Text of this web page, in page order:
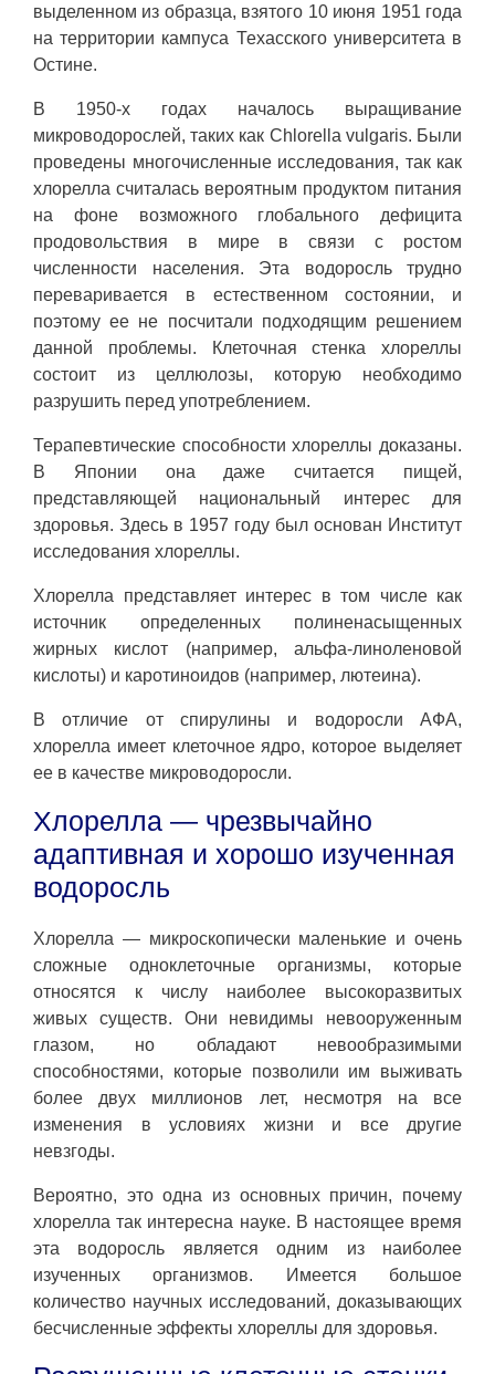
выделенном из образца, взятого 10 июня 1951 года
на территории кампуса Техасского университета в
Остине.
В 1950-х годах началось выращивание
микроводорослей, таких как Chlorella vulgaris. Были
проведены многочисленные исследования, так как
хлорелла считалась вероятным продуктом питания
на фоне возможного глобального дефицита
продовольствия в мире в связи с ростом
численности населения. Эта водоросль трудно
переваривается в естественном состоянии, и
поэтому ее не посчитали подходящим решением
данной проблемы. Клеточная стенка хлореллы
состоит из целлюлозы, которую необходимо
разрушить перед употреблением.
Терапевтические способности хлореллы доказаны.
В Японии она даже считается пищей,
представляющей национальный интерес для
здоровья. Здесь в 1957 году был основан Институт
исследования хлореллы.
Хлорелла представляет интерес в том числе как
источник определенных полиненасыщенных
жирных кислот (например, альфа-линоленовой
кислоты) и каротиноидов (например, лютеина).
В отличие от спирулины и водоросли AФA,
хлорелла имеет клеточное ядро, которое выделяет
ее в качестве микроводоросли.
Хлорелла — чрезвычайно
адаптивная и хорошо изученная
водоросль
Хлорелла — микроскопически маленькие и очень
сложные одноклеточные организмы, которые
относятся к числу наиболее высокоразвитых
живых существ. Они невидимы невооруженным
глазом, но обладают невообразимыми
способностями, которые позволили им выживать
более двух миллионов лет, несмотря на все
изменения в условиях жизни и все другие
невзгоды.
Вероятно, это одна из основных причин, почему
хлорелла так интересна науке. В настоящее время
эта водоросль является одним из наиболее
изученных организмов. Имеется большое
количество научных исследований, доказывающих
бесчисленные эффекты хлореллы для здоровья.